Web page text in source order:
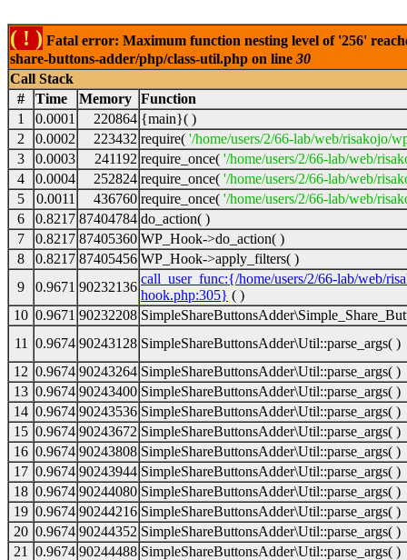
( ! ) Fatal error: Maximum function nesting level of '256'
share-buttons-adder/php/class-util.php on line 30
Call Stack
#
Time Memory Function
1
0.0001 220864 {main}( )
2
0.0002 223432 require( '/home/users/2/66-lab/web/risakojo/
3
0.0003 241192 require_once( '/home/users/2/66-lab/web/
4
0.0004 252824 require_once( '/home/users/2/66-lab/web/
5
0.0011 436760 require_once( '/home/users/2/66-lab/web/
6
0.8217 87404784 do_action( )
7
0.8217 87405360 WP_Hook->do_action( )
8
0.8217 87405456 WP_Hook->apply_filters( )
9
0.9671 90232136
call_user_func:{/home/users/2/66-lab/web/
hook.php:305} ( )
10 0.9671 90232208
11
0.9674 90243128 SimpleShareButtonsAdder\Util::parse_args( )
12 0.9674 90243264 SimpleShareButtonsAdder\Util::parse_args( )
13 0.9674 90243400 SimpleShareButtonsAdder\Util::parse_args( )
14 0.9674 90243536 SimpleShareButtonsAdder\Util::parse_args( )
15 0.9674 90243672 SimpleShareButtonsAdder\Util::parse_args( )
16 0.9674 90243808 SimpleShareButtonsAdder\Util::parse_args( )
17 0.9674 90243944 SimpleShareButtonsAdder\Util::parse_args( )
18 0.9674 90244080 SimpleShareButtonsAdder\Util::parse_args( )
19 0.9674 90244216 SimpleShareButtonsAdder\Util::parse_args( )
20 0.9674 90244352 SimpleShareButtonsAdder\Util::parse_args( )
21
0.9674 90244488 SimpleShareButtonsAdder\Util::parse_args( )